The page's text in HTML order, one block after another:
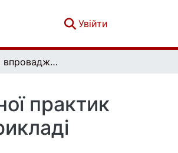
Увійти
Особливості впровадження дослідницької та професійної практик у систему підготовки соціальних працівників (на прикладі Фінляндії)
практик